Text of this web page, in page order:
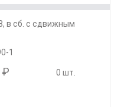
в сб. с сдвижным
1
₽ 0 шт.